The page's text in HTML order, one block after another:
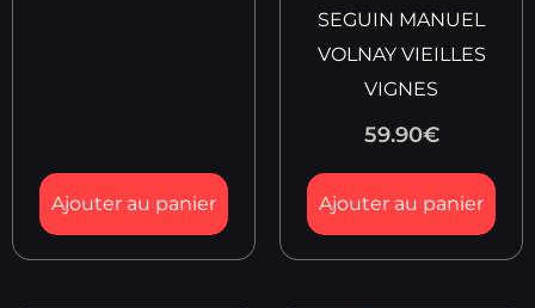
Ajouter au panier
SEGUIN MANUEL
VOLNAY VIEILLES
VIGNES
59.90€
Ajouter au panier